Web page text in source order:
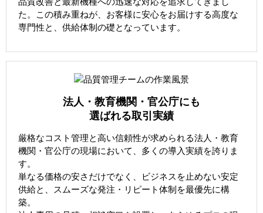
た。この積み重ねが、お客様に安心をお届けする高度な
専門性と、供給体制の礎となっています。
法人・教育機関・官公庁にも
選ばれる取引実績
厳格なコスト管理と高い信頼性が求められる法人・教育
機関・官公庁の現場において、多くの導入実績を誇りま
す。
単なる価格の安さだけでなく、ビジネスを止めない安定
供給と、スムーズな発注・リピート体制を最優先に構
築。